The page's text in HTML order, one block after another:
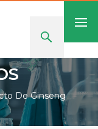
De Ginseng